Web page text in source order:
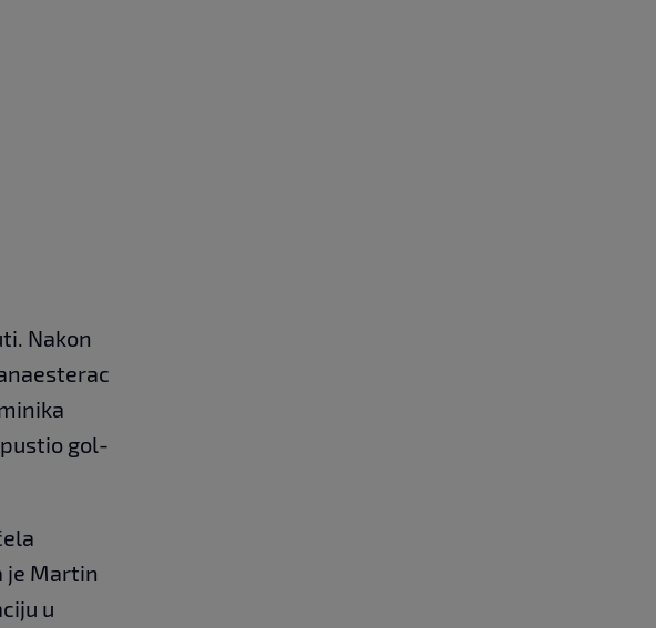
Nakon
gol-
je Martin
u